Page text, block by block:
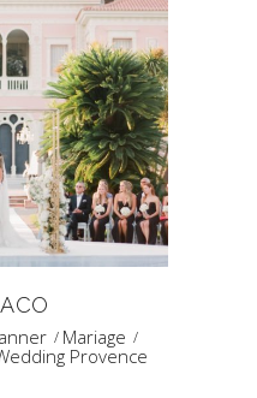
Mariage
Provence